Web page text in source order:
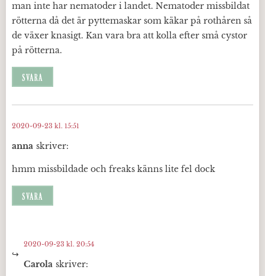
man inte har nematoder i landet. Nematoder missbildat
rötterna då det är pyttemaskar som käkar på rothåren så
de växer knasigt. Kan vara bra att kolla efter små cystor
på rötterna.
SVARA
anna skriver:
2020-09-23 kl. 15:51
hmm missbildade och freaks känns lite fel dock
SVARA
Carola skriver:
2020-09-23 kl. 20:54